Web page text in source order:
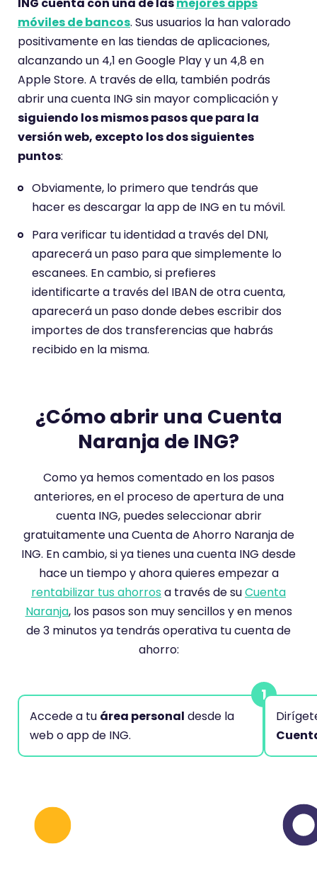
u
n
a
p
u
n
t
u
c
ó
n
a
p
u
n
ó
n
d
4
.
4
e
móviles de bancos. Sus usuarios la han valorado
positivamente en las tiendas de aplicaciones,
alcanzando un 4,1 en Google Play y un 4,8 en
Apple Store. A través de ella, también podrás
abrir una cuenta ING sin mayor complicación y
siguiendo los mismos pasos que para la
versión web, excepto los dos siguientes
puntos:
Obviamente, lo primero que tendrás que
hacer es descargar la app de ING en tu móvil.
Para verificar tu identidad a través del DNI,
aparecerá un paso para que simplemente lo
escanees. En cambio, si prefieres
identificarte a través del IBAN de otra cuenta,
aparecerá un paso donde debes escribir dos
importes de dos transferencias que habrás
recibido en la misma.
¿Cómo abrir una Cuenta
Naranja de ING?
Como ya hemos comentado en los pasos
anteriores, en el proceso de apertura de una
cuenta ING, puedes seleccionar abrir
gratuitamente una Cuenta de Ahorro Naranja de
ING. En cambio, si ya tienes una cuenta ING desde
hace un tiempo y ahora quieres empezar a
rentabilizar tus ahorrosa través de suCuenta
Naranja, los pasos son muy sencillos y en menos
de 3 minutos ya tendrás operativa tu cuenta de
ahorro:
Accede a tu área personal desde la
web o app de ING.